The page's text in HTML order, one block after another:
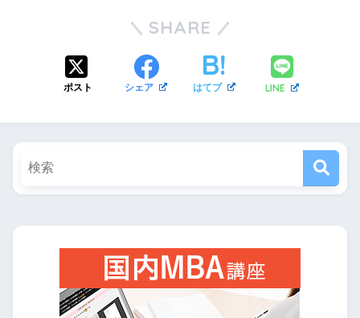
SHARE
ポスト シェア はてブ LINE